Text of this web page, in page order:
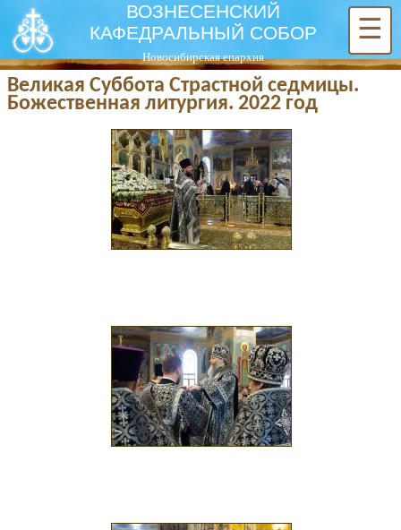
ВОЗНЕСЕНСКИЙ
КАФЕДРАЛЬНЫЙ СОБОР
Новосибирская епархия
☰
Великая Суббота Страстной седмицы.
Божественная литургия. 2022 год